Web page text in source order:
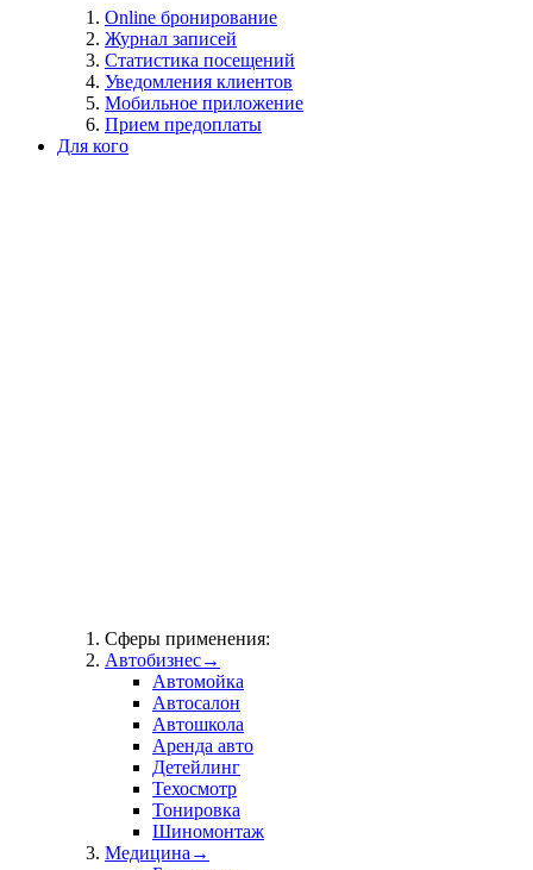
Online бронирование
Журнал записей
Статистика посещений
Уведомления клиентов
Мобильное приложение
Прием предоплаты
Для кого
Сферы применения:
Автобизнес→
Автомойка
Автосалон
Автошкола
Аренда авто
Детейлинг
Техосмотр
Тонировка
Шиномонтаж
Медицина →